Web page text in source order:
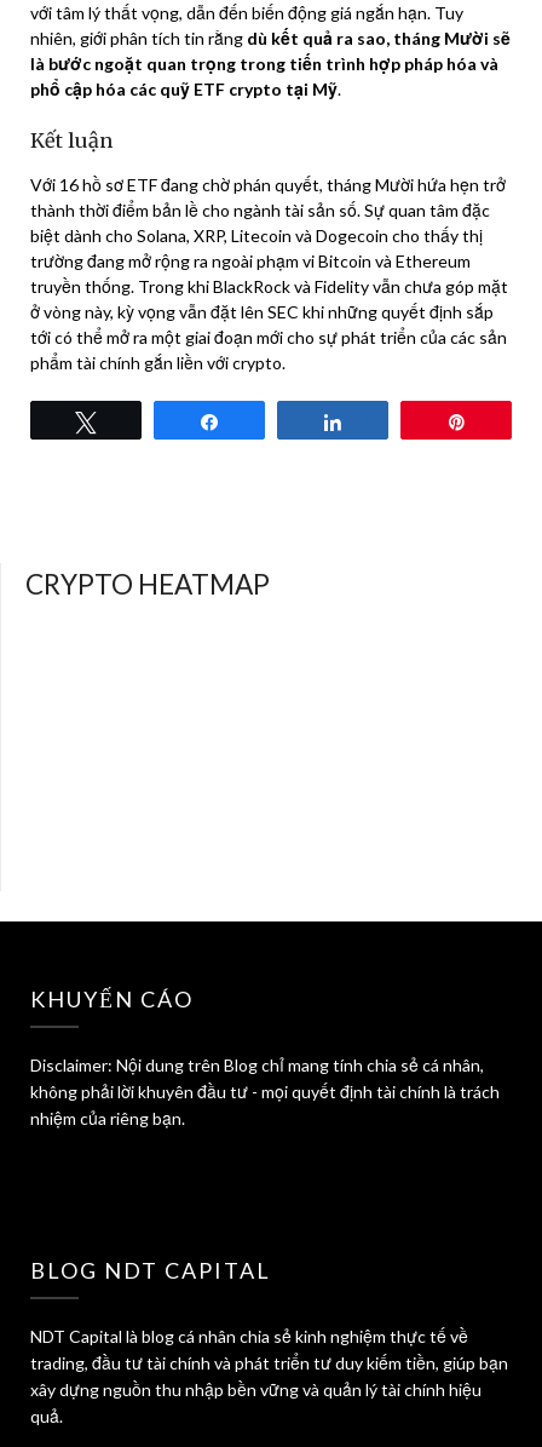
với tâm lý thất vọng, dẫn đến biến động giá ngắn hạn. Tuy
nhiên, giới phân tích tin rằng dù kết quả ra sao, tháng Mười sẽ
là bước ngoặt quan trọng trong tiến trình hợp pháp hóa và
phổ cập hóa các quỹ ETF crypto tại Mỹ.
Kết luận
Với 16 hồ sơ ETF đang chờ phán quyết, tháng Mười hứa hẹn trở
thành thời điểm bản lề cho ngành tài sản số. Sự quan tâm đặc
biệt dành cho Solana, XRP, Litecoin và Dogecoin cho thấy thị
trường đang mở rộng ra ngoài phạm vi Bitcoin và Ethereum
truyền thống. Trong khi BlackRock và Fidelity vẫn chưa góp mặt
ở vòng này, kỳ vọng vẫn đặt lên SEC khi những quyết định sắp
tới có thể mở ra một giai đoạn mới cho sự phát triển của các sản
phẩm tài chính gắn liền với crypto.
CRYPTO HEATMAP
KHUYẾN CÁO
Disclaimer: Nội dung trên Blog chỉ mang tính chia sẻ cá nhân,
không phải lời khuyên đầu tư - mọi quyết định tài chính là trách
nhiệm của riêng bạn.
BLOG NDT CAPITAL
NDT Capital là blog cá nhân chia sẻ kinh nghiệm thực tế về
trading, đầu tư tài chính và phát triển tư duy kiếm tiền, giúp bạn
xây dựng nguồn thu nhập bền vững và quản lý tài chính hiệu
quả.